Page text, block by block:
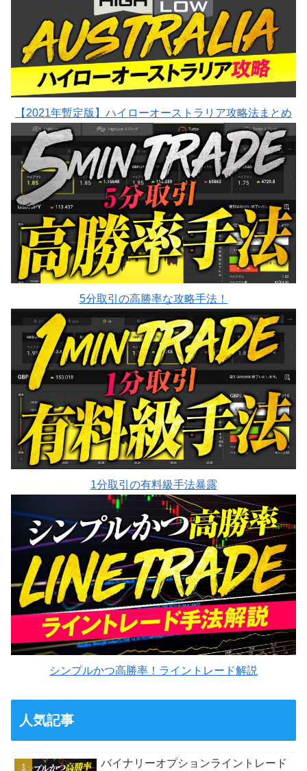
【2021年暫定版】ハイローオーストラリア攻略法まとめ
5分取引の高勝率な攻略手法！
1分取引の有料級手法暴露
シンプルかつ高勝率！ライントレード解説
人気記事
バイナリーオプションライントレード